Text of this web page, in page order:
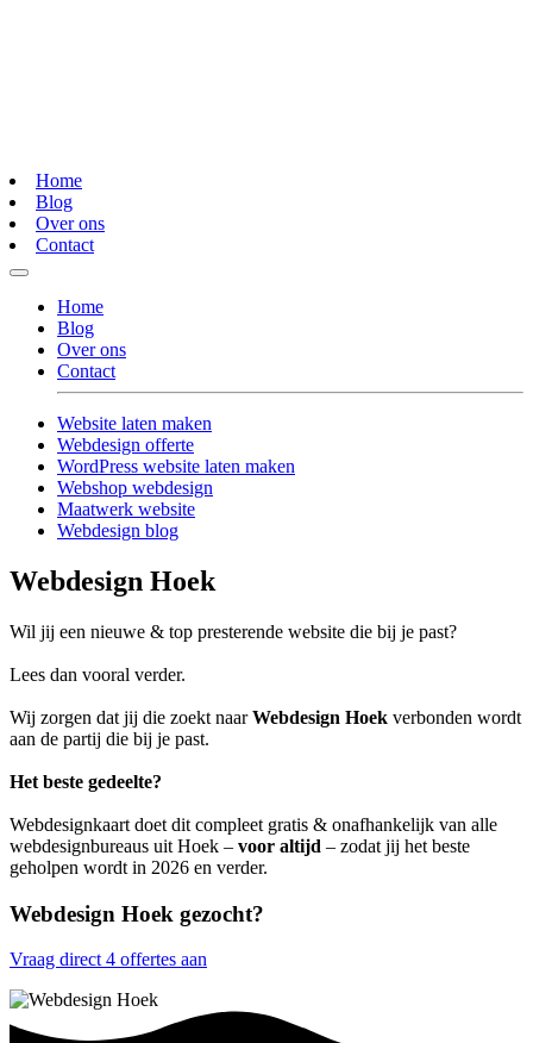
Home
Blog
Over ons
Contact
Home
Blog
Over ons
Contact
Website laten maken
Webdesign offerte
WordPress website laten maken
Webshop webdesign
Maatwerk website
Webdesign blog
Webdesign Hoek
Wil jij een nieuwe & top presterende website die bij je past?
Lees dan vooral verder.
Wij zorgen dat jij die zoekt naarWebdesign Hoek verbonden wordt
aan de partij die bij je past.
Het beste gedeelte?
Webdesignkaart doet dit compleet gratis & onafhankelijk van alle
webdesignbureaus uit Hoek – voor altijd – zodat jij het beste
geholpen wordt in 2026 en verder.
Webdesign Hoek gezocht?
Vraag direct 4 offertes aan